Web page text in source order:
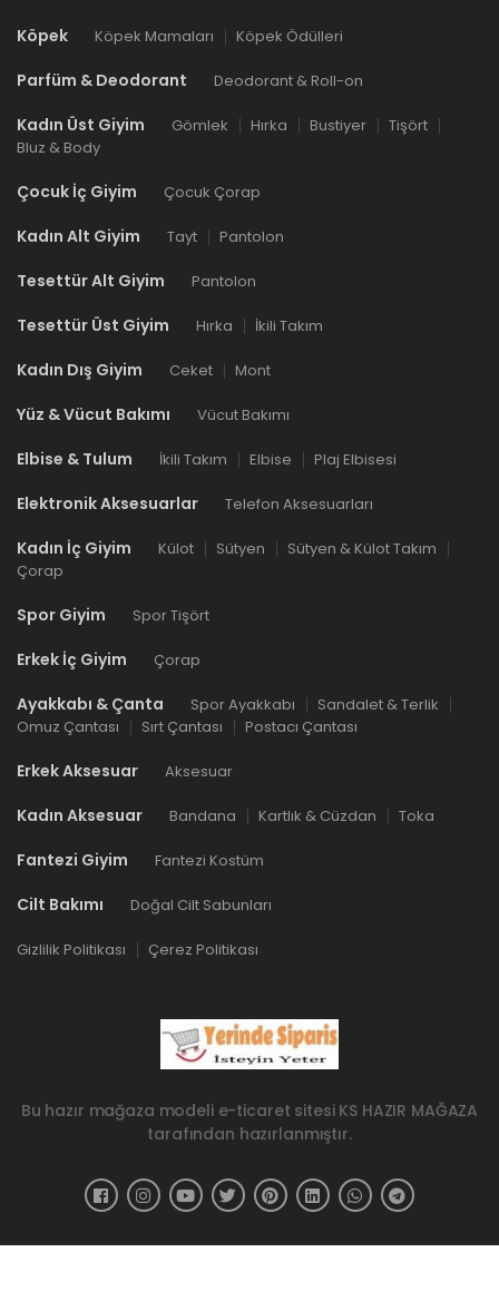
Köpek Köpek Mamaları Köpek Ödülleri
Parfüm & Deodorant Deodorant & Roll-on
Kadın Üst Giyim Gömlek Hırka Bustiyer
Tişört
Bluz & Body
Çocuk İç Giyim Çocuk Çorap
Kadın Alt Giyim Tayt Pantolon
Tesettür Alt Giyim Pantolon
Tesettür Üst Giyim Hırka İkili Takım
Kadın Dış Giyim Ceket Mont
Yüz & Vücut Bakımı Vücut Bakımı
Elbise & Tulum İkili Takım Elbise Plaj Elbisesi
Elektronik Aksesuarlar Telefon Aksesuarları
Kadın İç Giyim Külot Sütyen
Sütyen & Külot Takım
Çorap
Spor Giyim Spor Tişört
Erkek İç Giyim Çorap
Ayakkabı & Çanta Spor Ayakkabı
Sandalet & Terlik
Omuz Çantası
Sırt Çantası Postacı Çantası
Erkek Aksesuar Aksesuar
Kadın Aksesuar Bandana Kartlık & Cüzdan Toka
Fantezi Giyim Fantezi Kostüm
Cilt Bakımı Doğal Cilt Sabunları
Gizlilik Politikası Çerez Politikası
Bu hazır mağaza modeli e-ticaret sitesi KS HAZIR MAĞAZA
tarafından hazırlanmıştır.